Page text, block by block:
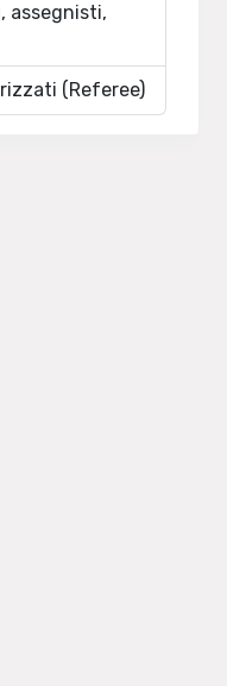
assegnisti,
(Referee)